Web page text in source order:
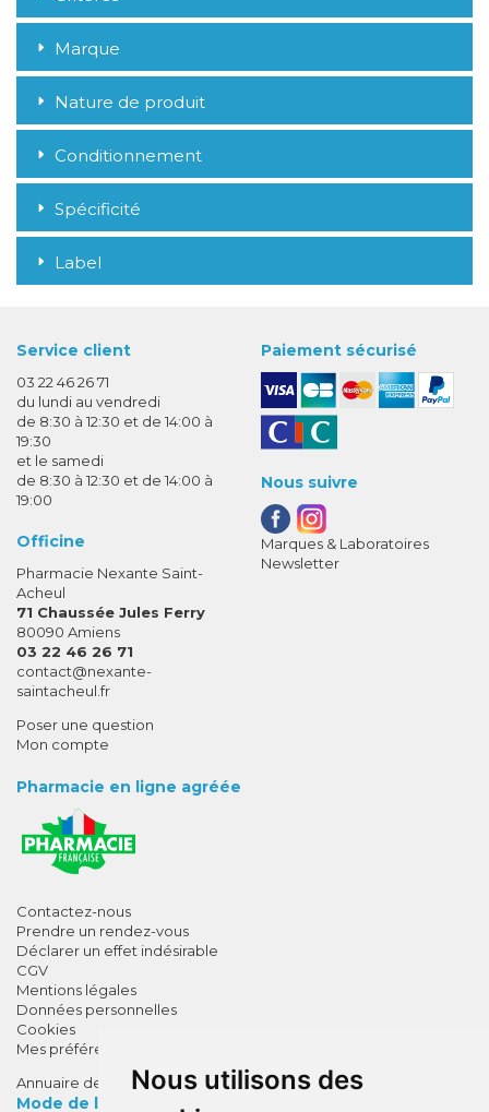
Nous utilisons des
Marque
Nature de produit
Conditionnement
Spécificité
Label
Service client
03 22 46 26 71
du lundi au vendredi
de 8:30 à 12:30 et de 14:00 à
19:30
et le samedi
de 8:30 à 12:30 et de 14:00 à
19:00
Officine
Pharmacie Nexante Saint-
Acheul
71 Chaussée Jules Ferry
80090 Amiens
03 22 46 26 71
contact-
@-
nexante-
saintacheul.fr
Poser une question
Mon compte
Paiement sécurisé
Nous suivre
Marques & Laboratoires
Newsletter
Pharmacie en ligne agréée
Contactez-nous
Prendre un rendez-vous
Déclarer un effet indésirable
CGV
Mentions légales
Données personnelles
Cookies
Mes préférences Cookies
Annuaire des pharmacies
Mode de livraison